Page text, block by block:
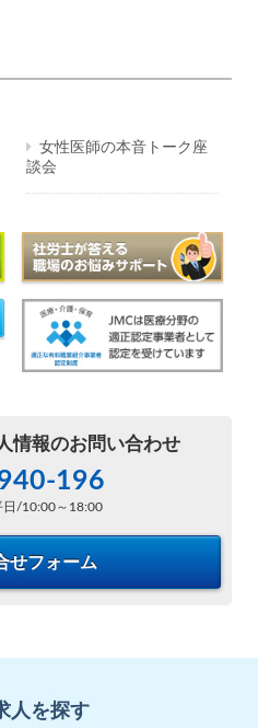
女性医師の本音トーク座
談会
情報のお問い合わせ
196
日/10:00～18:00
せフォーム
人を探す